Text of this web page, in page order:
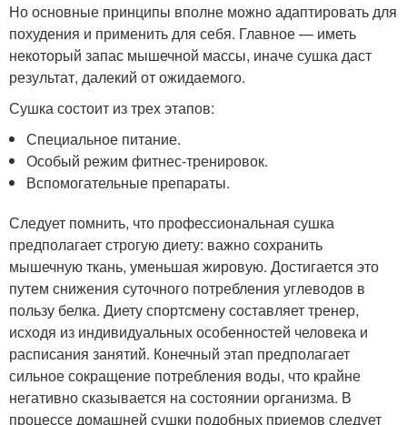
Но основные принципы вполне можно адаптировать для
похудения и применить для себя. Главное — иметь
некоторый запас мышечной массы, иначе сушка даст
результат, далекий от ожидаемого.
Сушка состоит из трех этапов:
Специальное питание.
Особый режим фитнес-тренировок.
Вспомогательные препараты.
Следует помнить, что профессиональная сушка
предполагает строгую диету: важно сохранить
мышечную ткань, уменьшая жировую. Достигается это
путем снижения суточного потребления углеводов в
пользу белка. Диету спортсмену составляет тренер,
исходя из индивидуальных особенностей человека и
расписания занятий. Конечный этап предполагает
сильное сокращение потребления воды, что крайне
негативно сказывается на состоянии организма. В
процессе домашней сушки подобных приемов следует